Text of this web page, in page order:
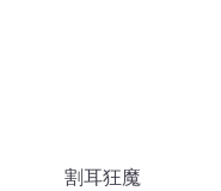
割耳狂魔